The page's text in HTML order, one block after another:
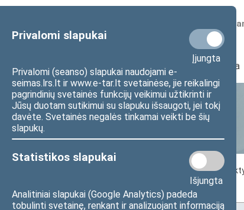
Privalomi slapukai
Įjungta
Privalomi (seanso) slapukai naudojami e-
seimas.lrs.lt ir www.e-tar.lt svetainėse, jie reikalingi
pagrindinių svetainės funkcijų veikimui užtikrinti ir
Jūsų duotam sutikimui su slapuku išsaugoti, jei tokį
davėte. Svetainės negalės tinkamai veikti be šių
slapukų.
Statistikos slapukai
Išjungta
Analitiniai slapukai (Google Analytics) padeda
tobulinti svetainę, renkant ir analizuojant informaciją
Numatomos
Sudėtis Veikla
Statistika
Seimo narių
Seimo narių balsavimų rezultatai